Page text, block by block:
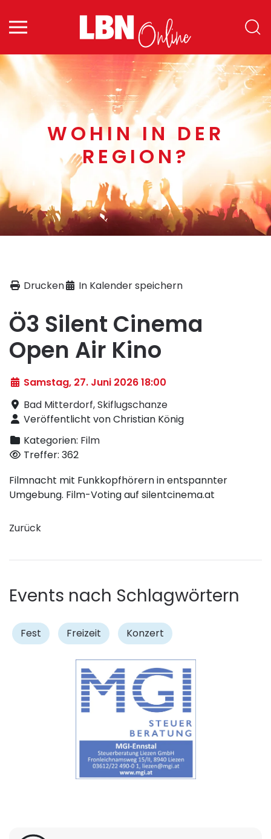
Zum Hauptinhalt springen
WOHIN IN DER
REGION?
Drucken In Kalender speichern
Ö3 Silent Cinema
Open Air Kino
Samstag, 27. Juni 2026 18:00
Bad Mitterdorf, Skiflugschanze
Veröffentlicht von Christian König
Kategorien: Film
Treffer: 362
Filmnacht mit Funkkopfhörern in entspannter
Umgebung. Film-Voting auf silentcinema.at
Zurück
Events nach Schlagwörtern
Fest Freizeit Konzert